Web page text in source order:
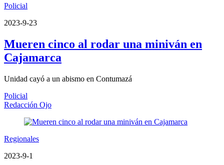
Policial
2023-9-23
Mueren cinco al rodar una miniván en
Cajamarca
Unidad cayó a un abismo en Contumazá
Policial
Redacción Ojo
Regionales
2023-9-1